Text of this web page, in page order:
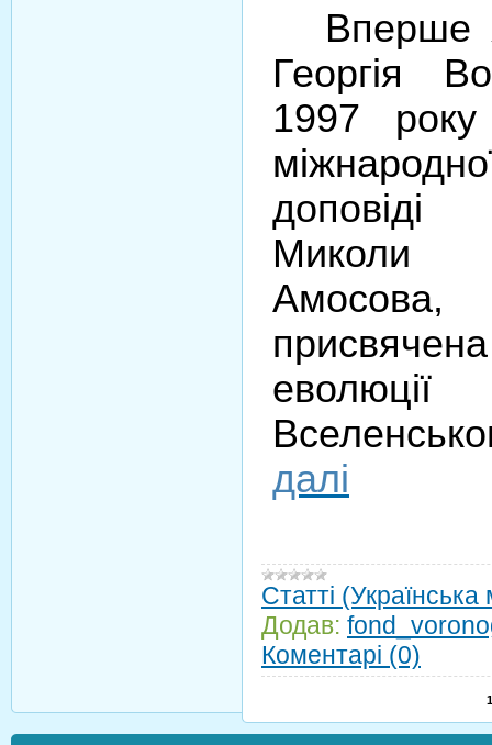
Вперше
Георгія
1997
доповіді
Миколи
далі
Статті
Додав:
Коментарі (0)